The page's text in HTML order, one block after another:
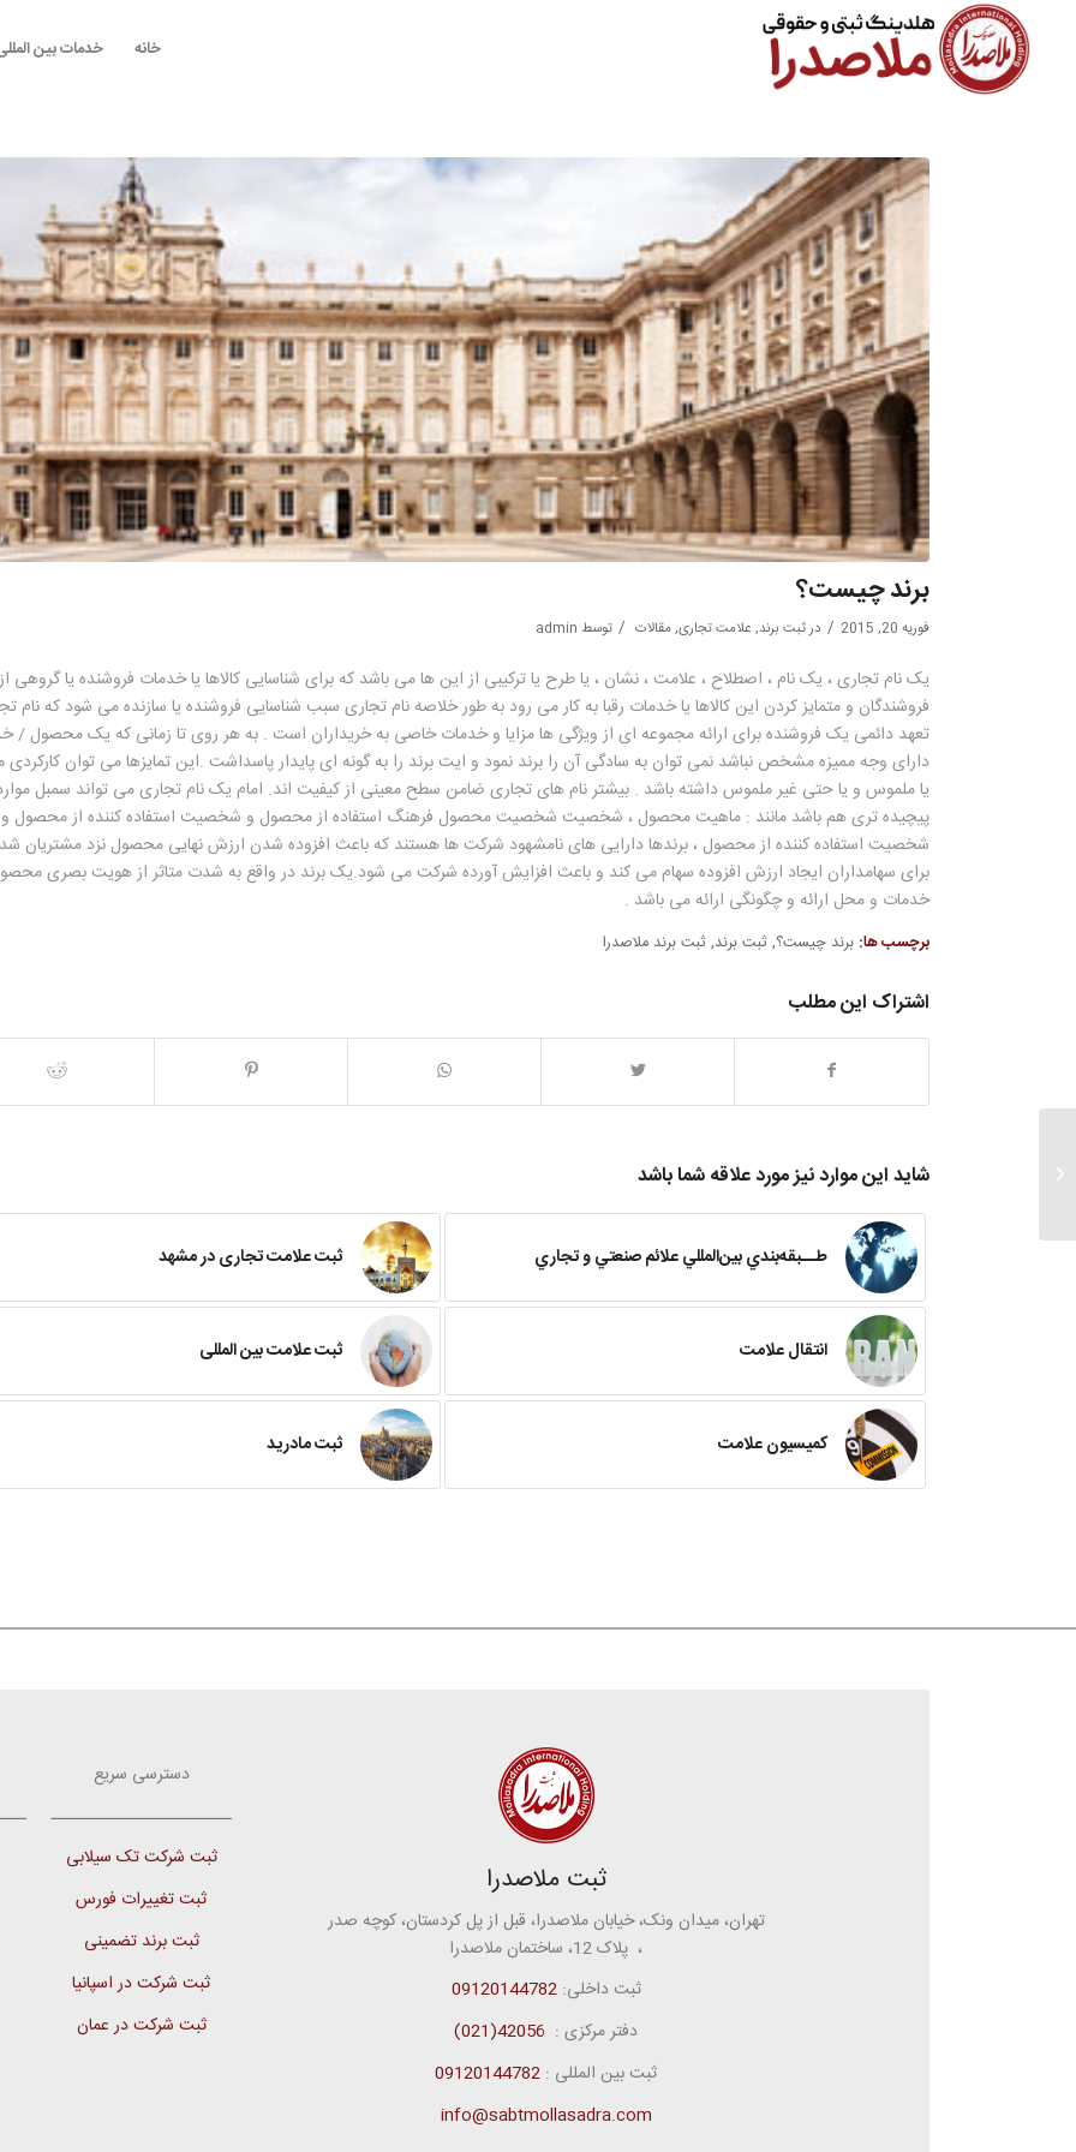
خانه خدمات بین
برند چیست؟
فوریه 20, 2015 / درثبت برند, علامت تجاری,مقالات / توسط admin
یک نام تجاری ، یک نام ، اصطلاح ، علامت ، نشان ، یا طرح یا ترکیبی از این ها می باشد که برای شناسایی کالاها یا خدمات فروشنده یا گروهی از
فروشندگان و متمایز کردن این کالاها یا خدمات رقبا به کار می رود به طور خلاصه نام تجاری سبب شناسایی فروشنده یا سازنده می شود که نام
تعهد دائمی یک فروشنده برای ارائه مجموعه ای از ویژگی ها مزایا و خدمات خاصی به خریداران است . به هر روی تا زمانی که یک محصول /
دارای وجه ممیزه مشخص نباشد نمی توان به سادگی آن را برند نمود و ایت برند را به گونه ای پایدار پاسداشت .این تمایزها می توان
یا ملموس و یا حتی غیر ملموس داشته باشد . بیشتر نام های تجاری ضامن سطح معینی از کیفیت اند. امام یک نام تجاری می تواند سمبل
پیچیده تری هم باشد مانند : ماهیت محصول ، شخصیت شخصیت محصول فرهنگ استفاده از محصول و شخصیت استفاده کننده از محصول و
شخصیت استفاده کننده از محصول ، برندها دارایی های نامشهود شرکت ها هستند که باعث افزوده شدن ارزش نهایی محصول نزد مشتریان
برای سهامداران ایجاد ارزش افزوده سهام می کند و باعث افزایش آورده شرکت می شود.یک برند در واقع به شدت متاثر از هویت بصری
خدمات و محل ارائه و چگونگی ارائه می باشد .
برچسب ها: برند چیست؟,ثبت برند,ثبت برند ملاصدرا
اشتراک این مطلب
شاید این موارد نیز مورد علاقه شما باشد
ثبت علامت تجاری در مشهد طــبقه‌بندي بين‌المللي علائم صنعتي و تجاري
ثبت علامت بین المللی انتقال علامت
ثبت مادرید کمیسیون علامت
ثبت ملاصدرا
تهران، میدان ونک، خیابان ملاصدرا، قبل از پل کردستان، کوچه صدر
، پلاک 12، ساختمان ملاصدرا
ثبت داخلی:09120144782
دفتر مرکزی : 42056(021)
ثبت بین المللی : 09120144782
info@sabtmollasadra.com
دسترسی سریع
ـــــــــــــــــــــــــ
ثبت شرکت تک سیلابی
ثبت تغییرات فورس
ثبت برند تضمینی
ثبت شرکت در اسپانیا
ثبت شرکت در عمان
رتبه بندی پیمانکاران چیست ؟